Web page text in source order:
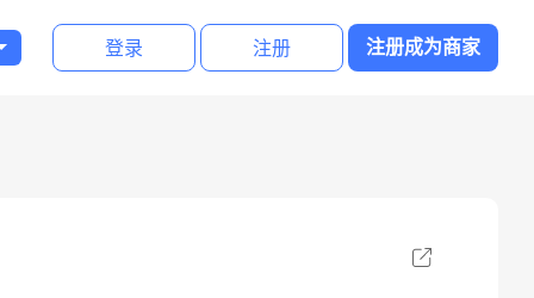
登录 注册 注册成为商家